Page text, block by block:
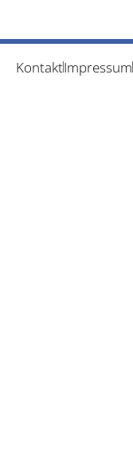
KontaktImpressum